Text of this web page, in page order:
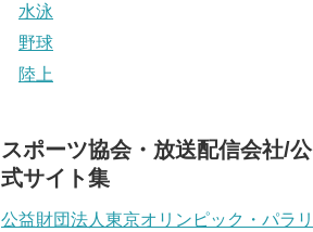
水泳
野球
陸上
スポーツ協会・放送配信会社/公
式サイト集
公益財団法人東京オリンピック・パラリ